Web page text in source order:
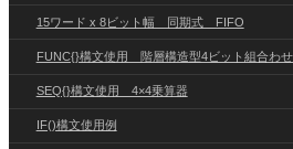
15ワード x 8ビット幅 同期式 FIFO
FUNC{}構文使用 階層構造型4ビット組合わ
SEQ{}構文使用 4×4乗算器
IF()構文使用例